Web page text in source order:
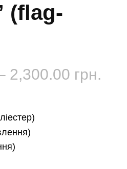
(flag-
2,300.00 грн.